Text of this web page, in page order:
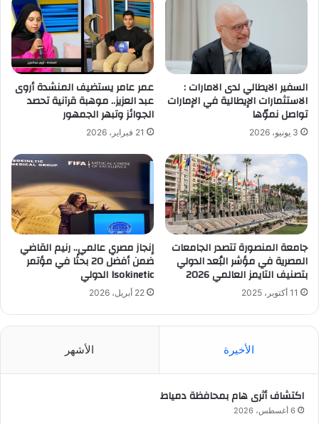
السفير الايطالي لدى الامارات :
الاستثمارات الإيطالية في الإمارات
تواصل نموّها
3 يونيو، 2026
عمر عامر يستضيف المنشدة أروى
عبد العزيز.. موهبة قرآنية تحصد
الجوائز وتبهر الجمهور
21 فبراير، 2026
جامعة المنصورة تتصدر الجامعات
المصرية في مؤشر البُعد الدولي
بتصنيف التايمز العالمي 2026
11 أكتوبر، 2025
إنجاز مصري عالمي.. رنيم القاضي
ضمن أفضل 20 بحثًا في مؤتمر
Isokinetic الدولي
22 أبريل، 2026
الأخيرة الأشهر
اكتشاف أثرى هام بمحافظة دمياط
6 أغسطس، 2026